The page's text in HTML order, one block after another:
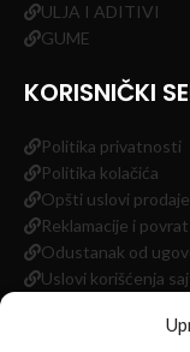
ULJA I ADITIVI
GUME
KORISNIČKI
Politika privatnosti
Politika kolačića
Opšti uslovi prodaje
Reklamacije i
Odustanak od
Uslovi korišćenja